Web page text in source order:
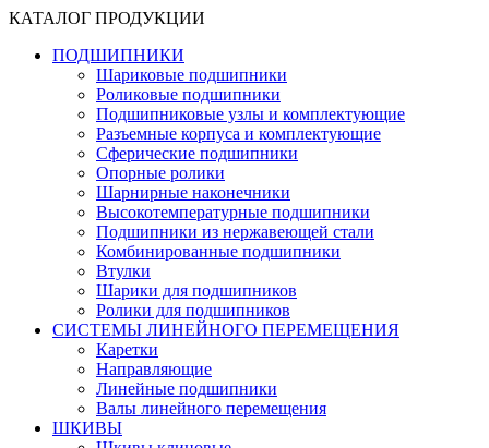
КАТАЛОГ ПРОДУКЦИИ
ПОДШИПНИКИ
Шариковые подшипники
Роликовые подшипники
Подшипниковые узлы и комплектующие
Разъемные корпуса и комплектующие
Сферические подшипники
Опорные ролики
Шарнирные наконечники
Высокотемпературные подшипники
Подшипники из нержавеющей стали
Комбинированные подшипники
Втулки
Шарики для подшипников
Ролики для подшипников
СИСТЕМЫ ЛИНЕЙНОГО ПЕРЕМЕЩЕНИЯ
Каретки
Направляющие
Линейные подшипники
Валы линейного перемещения
ШКИВЫ